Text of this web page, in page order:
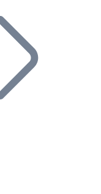
entreprise et
et
notre service